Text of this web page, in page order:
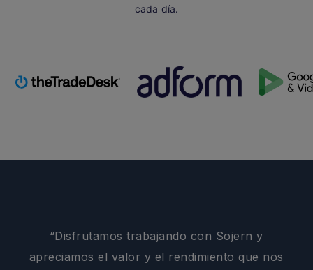
cada día.
“Disfrutamos trabajando con Sojern y
apreciamos el valor y el rendimiento que nos